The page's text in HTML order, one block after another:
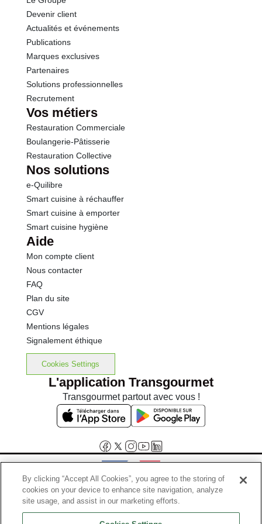
Sel
Devenir client
Actualités et événements
Publications
Marques exclusives
Partenaires
Solutions professionnelles
Recrutement
Vos métiers
Restauration Commerciale
Boulangerie-Pâtisserie
Restauration Collective
Nos solutions
e-Quilibre
Smart cuisine à réchauffer
Smart cuisine à emporter
Smart cuisine hygiène
Aide
Mon compte client
Nous contacter
FAQ
Plan du site
CGV
Mentions légales
Signalement éthique
Cookies Settings
L'application Transgourmet
Transgourmet partout avec vous !
Interdiction de vente de boissons alcooliques aux mineurs de
moins de 18 ans
By clicking “Accept All Cookies”, you agree to the storing of
cookies on your device to enhance site navigation, analyze
site usage, and assist in our marketing efforts.